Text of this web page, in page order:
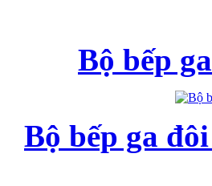
Bộ bếp
Bộ bếp ga